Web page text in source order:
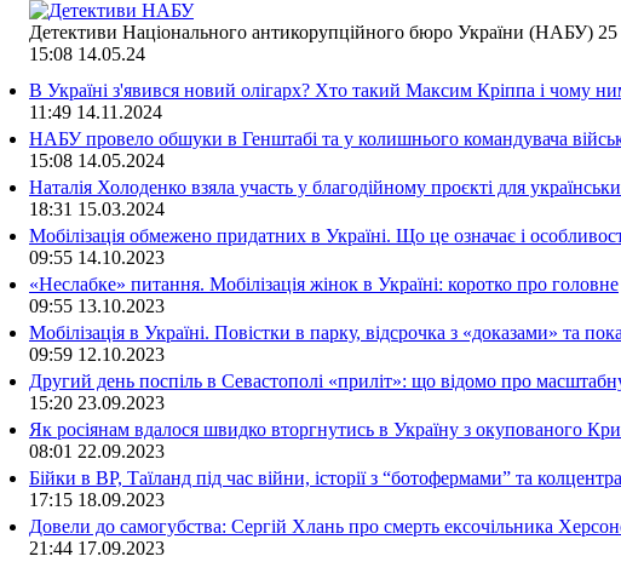
Детективи Національного антикорупційного бюро України (НАБУ) 25
15:08 14.05.24
В Україні з'явився новий олігарх? Хто такий Максим Кріппа і чому
11:49 14.11.2024
НАБУ провело обшуки в Генштабі та у колишнього командувача
15:08 14.05.2024
Наталія Холоденко взяла участь у благодійному проєкті для
18:31 15.03.2024
Мобілізація обмежено придатних в Україні. Що це означає і
09:55 14.10.2023
«Неслабке» питання. Мобілізація жінок в Україні: коротко про головне
09:55 13.10.2023
Мобілізація в Україні. Повістки в парку, відсрочка з «доказами» та
09:59 12.10.2023
Другий день поспіль в Севастополі «приліт»: що відомо про
15:20 23.09.2023
Як росіянам вдалося швидко вторгнутись в Україну з окупованого
08:01 22.09.2023
Бійки в ВР, Таїланд під час війни, історії з “ботофермами” та
17:15 18.09.2023
Довели до самогубства: Сергій Хлань про смерть ексочільника
21:44 17.09.2023